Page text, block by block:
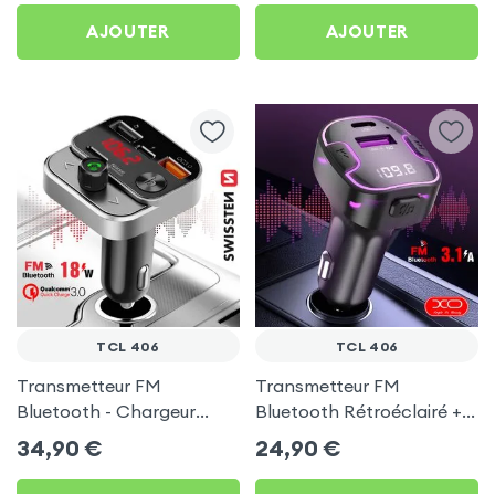
AJOUTER AJOUTER
TCL 406
Transmetteur FM
Bluetooth - Chargeur
Voiture USB C + USB -
Swissten
34,90 €
TCL 406
Transmetteur FM
Bluetooth Rétroéclairé +
Chargeur Voiture USB C
et USB - XO
24,90 €